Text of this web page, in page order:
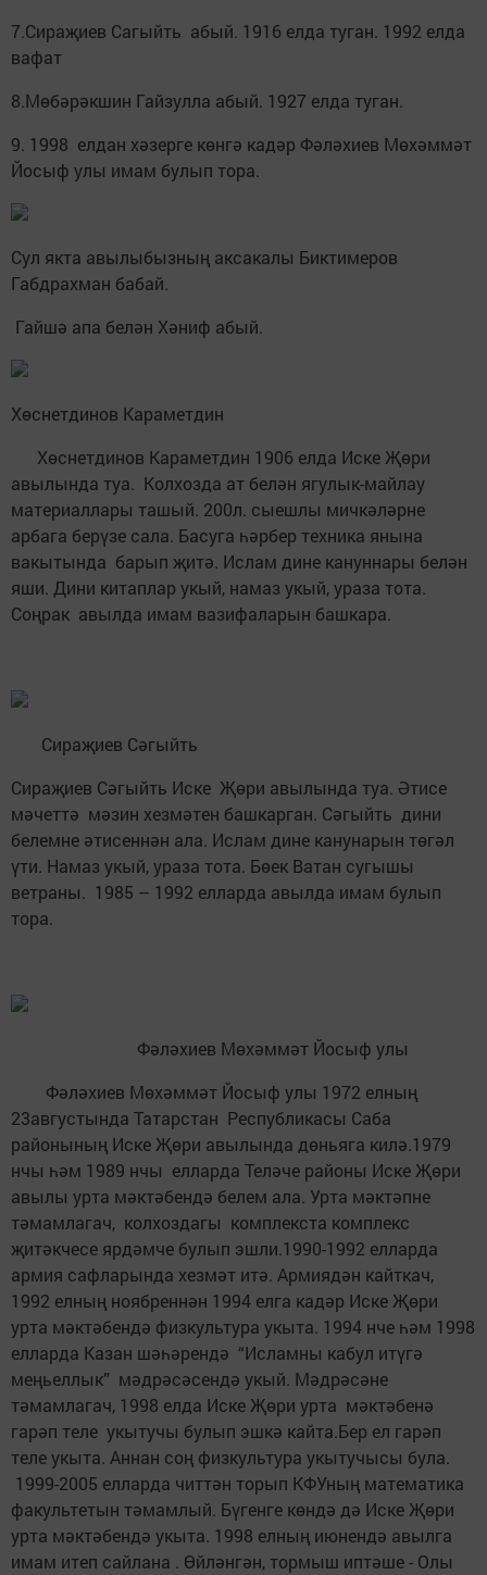
7.Сираҗиев Сагыйть абый. 1916 елда туган. 1992 елда
вафат
8.Мөбәрәкшин Гайзулла абый. 1927 елда туган.
9. 1998 елдан хәзерге көнгә кадәр Фәләхиев Мөхәммәт
Йосыф улы имам булып тора.
Сул якта авылыбызның аксакалы Биктимеров
Габдрахман бабай.
Гайшә апа белән Хәниф абый.
Хөснетдинов Караметдин
Хөснетдинов Караметдин 1906 елда Иске Җөри
авылында туа. Колхозда ат белән ягулык-майлау
материаллары ташый. 200л. сыешлы мичкәләрне
арбага берүзе сала. Басуга һәрбер техника янына
вакытында барып җитә. Ислам дине кануннары белән
яши. Дини китаплар укый, намаз укый, ураза тота.
Соңрак авылда имам вазифаларын башкара.
Сираҗиев Сәгыйть
Сираҗиев Сәгыйть Иске Җөри авылында туа. Әтисе
мәчеттә мәзин хезмәтен башкарган. Сәгыйть дини
белемне әтисеннән ала. Ислам дине канунарын төгәл
үти. Намаз укый, ураза тота. Бөек Ватан сугышы
ветраны. 1985 – 1992 елларда авылда имам булып
тора.
Фәләхиев Мөхәммәт Йосыф улы
Фәләхиев Мөхәммәт Йосыф улы 1972 елның
23августында Татарстан Республикасы Саба
районының Иске Җөри авылында дөньяга килә.1979
нчы һәм 1989 нчы елларда Теләче районы Иске Җөри
авылы урта мәктәбендә белем ала. Урта мәктәпне
тәмамлагач, колхоздагы комплекста комплекс
җитәкчесе ярдәмче булып эшли.1990-1992 елларда
армия сафларында хезмәт итә. Армиядән кайткач,
1992 елның ноябреннән 1994 елга кадәр Иске Җөри
урта мәктәбендә физкультура укыта. 1994 нче һәм 1998
елларда Казан шәһәрендә “Исламны кабул итүгә
меңьеллык” мәдрәсәсендә укый. Мәдрәсәне
тәмамлагач, 1998 елда Иске Җөри урта мәктәбенә
гарәп теле укытучы булып эшкә кайта.Бер ел гарәп
теле укыта. Аннан соң физкультура укытучысы була.
1999-2005 елларда читтән торып КФУның математика
факультетын тәмамлый. Бүгенге көндә дә Иске Җөри
урта мәктәбендә укыта. 1998 елның июнендә авылга
имам итеп сайлана . Өйләнгән, тормыш иптәше - Олы